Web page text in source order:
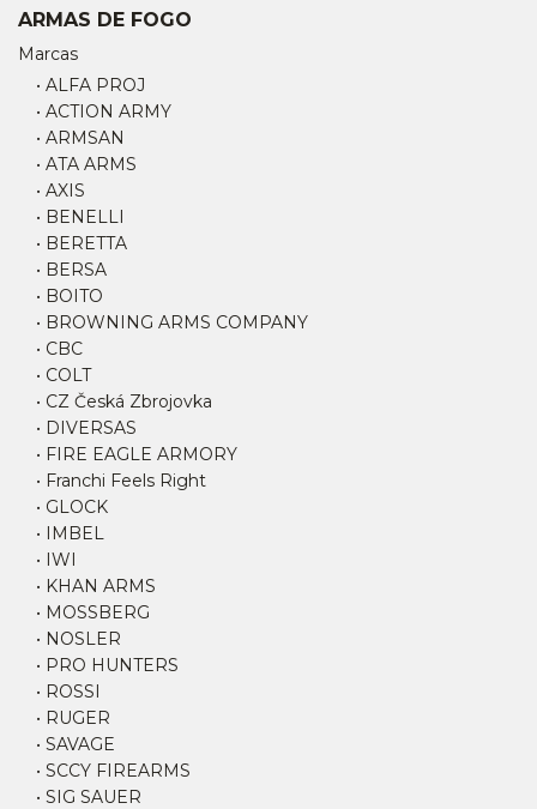
ARMAS DE FOGO
Marcas
• ALFA PROJ
• ACTION ARMY
• ARMSAN
• ATA ARMS
• AXIS
• BENELLI
• BERETTA
• BERSA
• BOITO
• BROWNING ARMS COMPANY
• CBC
• COLT
• CZ Česká Zbrojovka
• DIVERSAS
• FIRE EAGLE ARMORY
• Franchi Feels Right
• GLOCK
• IMBEL
• IWI
• KHAN ARMS
• MOSSBERG
• NOSLER
• PRO HUNTERS
• ROSSI
• RUGER
• SAVAGE
• SCCY FIREARMS
• SIG SAUER